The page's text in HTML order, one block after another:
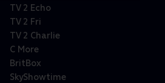
TV 2 Echo
TV 2 Fri
TV 2 Charlie
C More
BritBox
SkyShowtime